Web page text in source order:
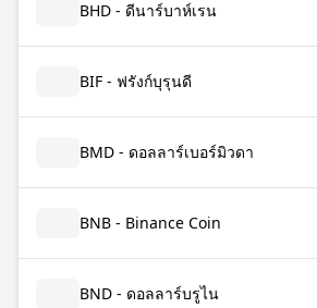
BHD - ดีนาร์บาห์เรน
BIF - ฟรังก์บุรุนดี
BMD - ดอลลาร์เบอร์มิวดา
BNB - Binance Coin
BND - ดอลลาร์บรูไน